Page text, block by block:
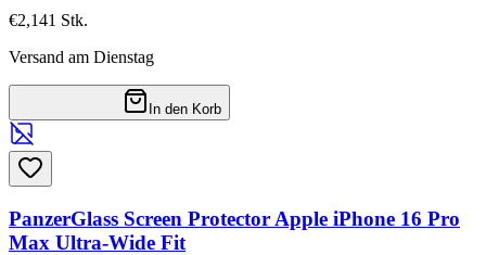
€2,141 Stk.
Versand am Dienstag
In den Korb
PanzerGlass Screen Protector Apple iPhone 16 Pro
Max Ultra-Wide Fit